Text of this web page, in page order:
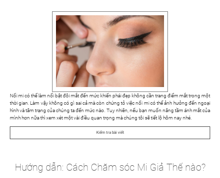
Nối mi có thể làm nổi bật đôi mắt đến mức khiến phái đẹp không cần trang điểm mắt trong một
thời gian. Làm vậy không có gì sai cả mà còn chứng tỏ việc nối mi có thể ảnh hưởng đến ngoại
hình và tâm trạng của chúng ta đến mức nào. Tuy nhiên, nếu bạn muốn nâng tầm ánh mắt của
mình hơn nữa thì xem xét một vài điều quan trọng mà chúng tôi sẽ tiết lộ hôm nay nhé.
Kiểm tra bài viết
Hướng dẫn: Cách Chăm sóc Mi Giả Thế nào?